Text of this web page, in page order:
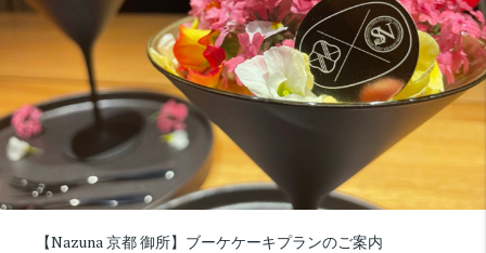
【Nazuna 京都 御所】ブーケケーキプランのご案内